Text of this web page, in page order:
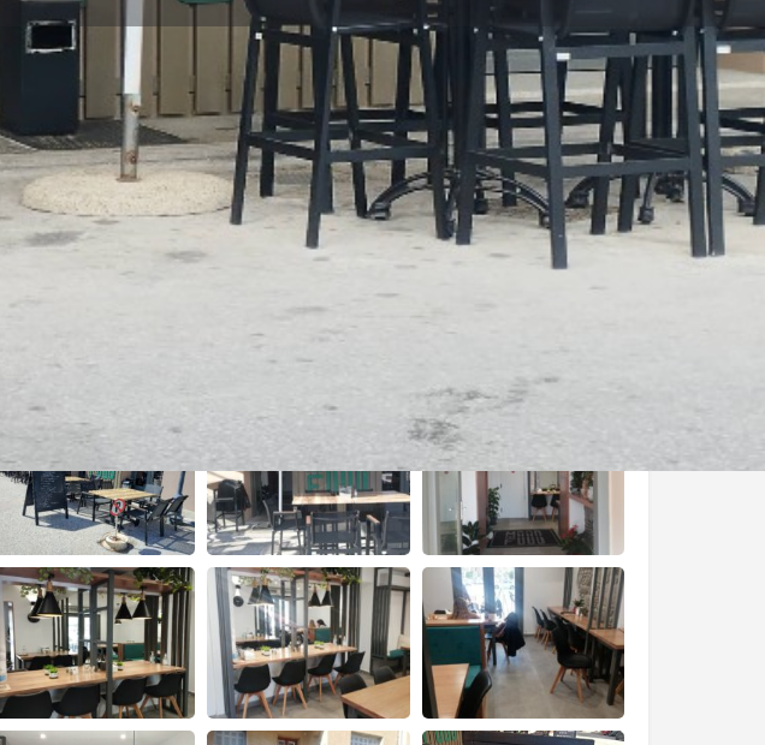
Jobs Store 0
Share Leave a review Report
Open hours today: 12:00 - 00:00
Gallery